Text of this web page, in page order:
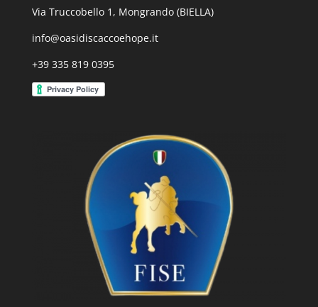
Via Truccobello 1, Mongrando (BIELLA)
info@oasidiscaccoehope.it
+39 335 819 0395